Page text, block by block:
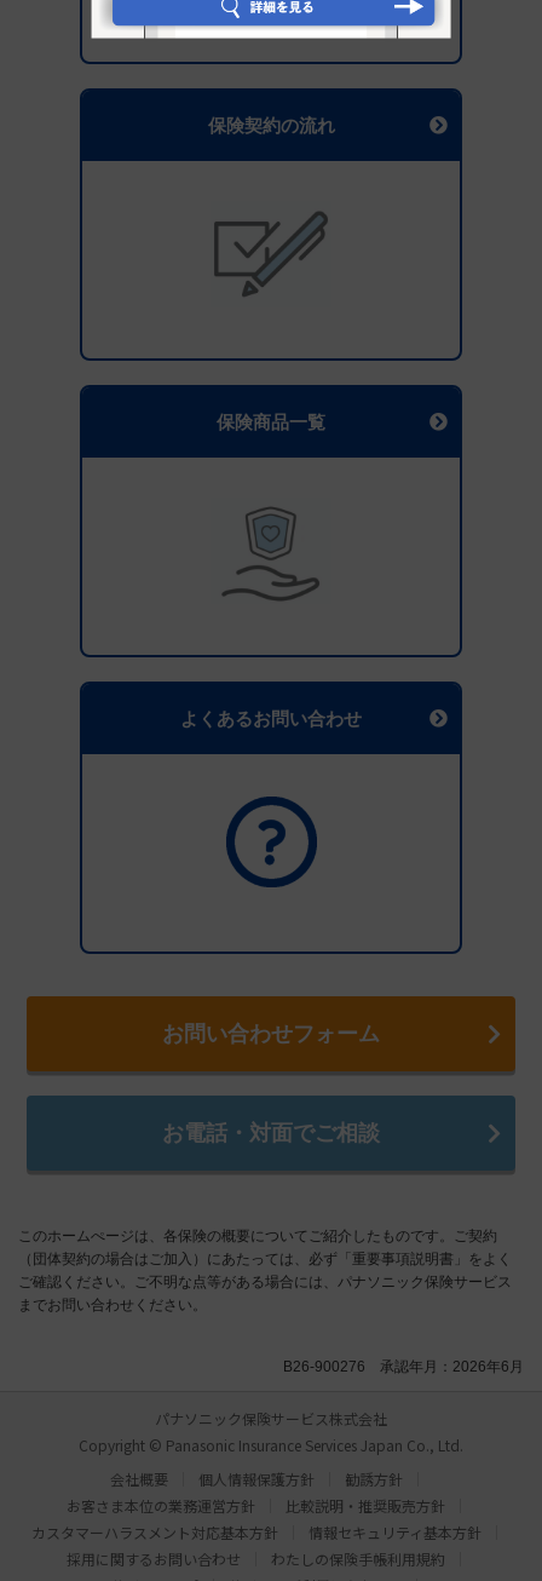
保険契約の流れ
保険商品一覧
よくあるお問い合わせ
お問い合わせフォーム
お電話・対面でご相談
このホームぺージは、各保険の概要についてご紹介したものです。ご契約
（団体契約の場合はご加入）にあたっては、必ず「重要事項説明書」をよく
ご確認ください。ご不明な点等がある場合には、パナソニック保険サービス
までお問い合わせください。
B26-900276 承認年月：2026年6月
パナソニック保険サービス株式会社
Copyright © Panasonic Insurance Services Japan Co., Ltd.
会社概要
個人情報保護方針
勧誘方針
お客さま本位の業務運営方針
比較説明・推奨販売方針
カスタマーハラスメント対応基本方針
情報セキュリティ基本方針
採用に関するお問い合わせ
わたしの保険手帳利用規約